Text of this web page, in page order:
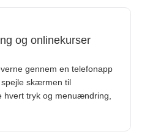
og onlinekurser
gennem en telefonapp
skærmen til
hvert tryk og menuændring,